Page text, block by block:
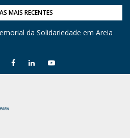
MAIS RECENTES
da Solidariedade em Areia